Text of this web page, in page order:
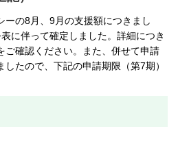
ーの8月、9月の支援額につきまし
に伴って確定しました。詳細につき
ご確認ください。また、併せて申請
たので、下記の申請期限（第7期）